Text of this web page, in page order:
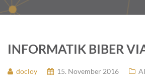
INFORMATIK BIBER
docloy 15. November 2016